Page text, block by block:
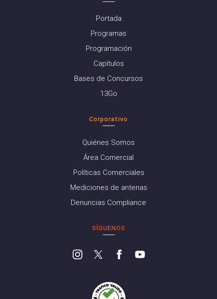
Portada
Programas
Programación
Capítulos
Bases de Concursos
13Go
Corporativo
Quiénes Somos
Área Comercial
Políticas Comerciales
Mediciones de antenas
Denuncias Compliance
SÍGUENOS